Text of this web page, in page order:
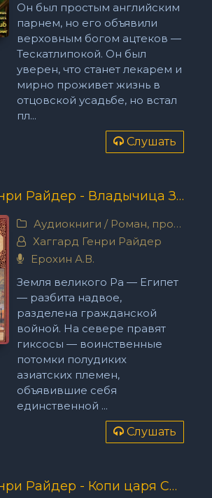
Он был простым английским
парнем, но его объявили
верховным богом ацтеков —
Тескатлипокой. Он был
уверен, что станет лекарем и
мирно проживет жизнь в
отцовской усадьбе, но встал
пл...
Слушать
Хаггард Генри Райдер - Владычица Зари
Аудиокниги / Роман, проза
Хаггард Генри Райдер
Ерохин А.В.
Земля великого Ра — Египет
— разбита надвое,
разделена гражданской
войной. На севере правят
гиксосы — воинственные
потомки полудиких
азиатских племен,
объявившие себя
единственной ...
Слушать
Хаггард Генри Райдер - Копи царя Соломона